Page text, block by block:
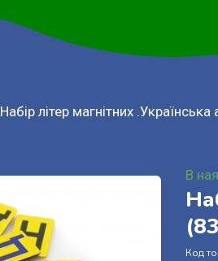
Набір літер магнітних .Українська
В
Код